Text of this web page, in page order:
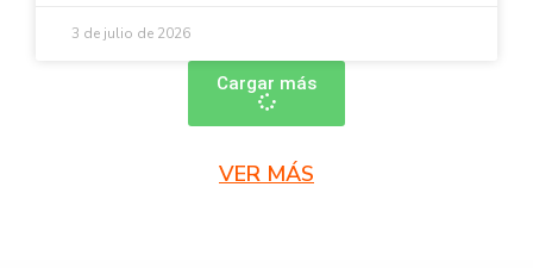
3 de julio de 2026
Cargar más
VER MÁS